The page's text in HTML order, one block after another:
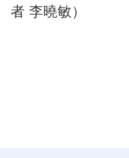
者 李曉敏）